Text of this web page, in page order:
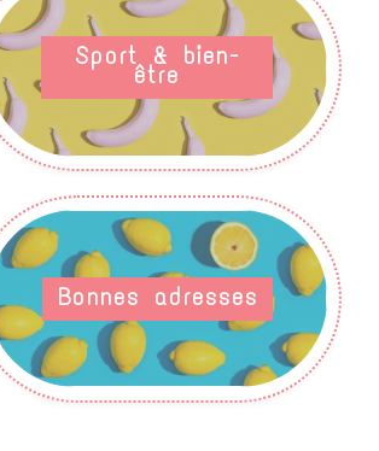
Sport & bien-
être
Bonnes adresses